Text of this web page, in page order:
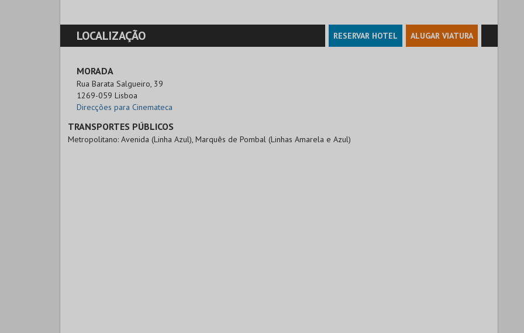
LOCALIZAÇÃO RESERVAR HOTEL ALUGAR VIATURA
MORADA
Rua Barata Salgueiro, 39
1269-059 Lisboa
Direcções para Cinemateca
TRANSPORTES PÚBLICOS
Metropolitano: Avenida (Linha Azul), Marquês de Pombal (Linhas Amarela e Azul)